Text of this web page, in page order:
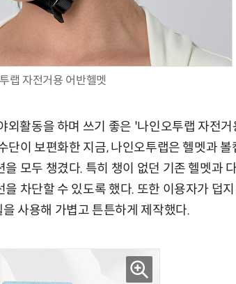
랩 자전거용 어반헬멧
활동을 하며 쓰기 좋은 '나인오투랩 자전거
이 보편화한 지금, 나인오투랩은 헬멧과 볼
모두 챙겼다. 특히 챙이 없던 기존 헬멧과
차단할 수 있도록 했다. 또한 이용자가 덥
사용해 가볍고 튼튼하게 제작했다.